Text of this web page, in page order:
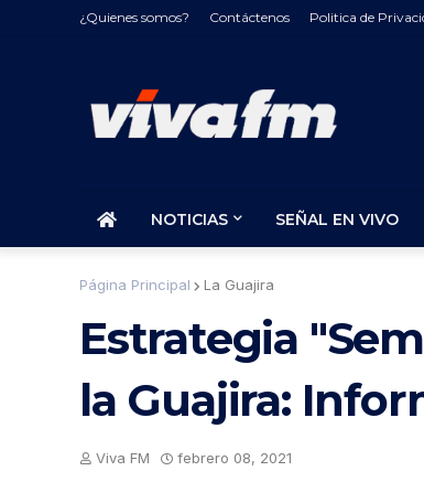
¿Quienes somos? Contáctenos Politica de
NOTICIAS SEÑAL EN VIVO
Página Principal La Guajira
Estrategia
la Guajira:
Viva FM febrero 08, 2021